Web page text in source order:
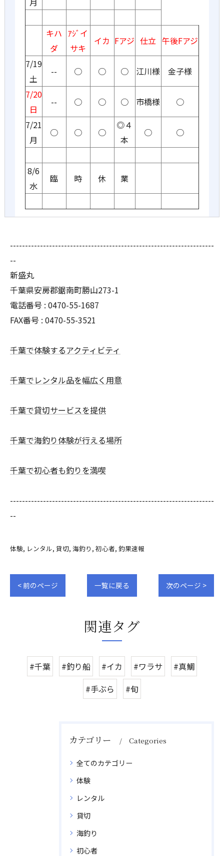
キハ
ダ
ｱｼﾞイ
サキ
イカ Fアジ 仕立 午後Fアジ
7/19
土
-- ○ ○ ○ 江川様
金子様
7/20
日
-- ○ ○ ○ 市橋様
○
7/21
月
○ ○ ○
◎４
本
○ ○
8/6
水
臨 時 休 業
--------------------------------------------------------------------
--
新盛丸
千葉県安房郡鋸南町勝山273-1
電話番号 : 0470-55-1687
FAX番号 : 0470-55-3521
千葉で体験するアクティビティ
千葉でレンタル品を幅広く用意
千葉で貸切サービスを提供
千葉で海釣り体験が行える場所
千葉で初心者も釣りを満喫
--------------------------------------------------------------------
--
体験 レンタル 貸切 海釣り 初心者 釣果速報
< 前のページ 一覧に戻る 次のページ >
関連タグ
#千葉 #釣り船 #イカ #ワラサ
#真鯛
#手ぶら
#旬
カテゴリー Categories
全てのカテゴリー
体験
レンタル
貸切
海釣り
初心者